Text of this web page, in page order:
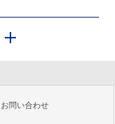
お問い合わせ